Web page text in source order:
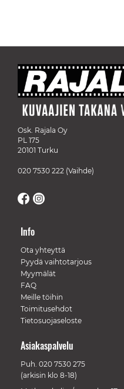
Osk. Rajala Oy
PL 175
20101 Turku
020 7530 222 (Vaihde)
Info
Ota yhteyttä
Pyydä vaihtotarjous
Myymälät
FAQ
Meille töihin
Toimitusehdot
Tietosuojaseloste
Asiakaspalvelu
Puh. 020 7530 275
(arkisin klo 8-18)